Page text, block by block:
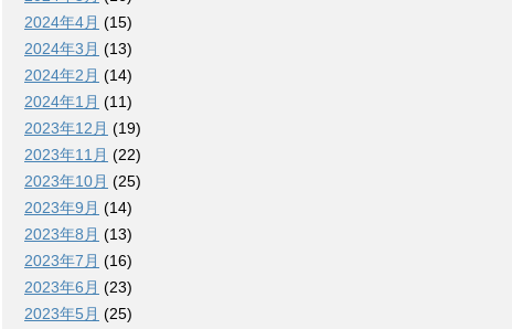
2024年4月 (15)
2024年3月 (13)
2024年2月 (14)
2024年1月 (11)
2023年12月 (19)
2023年11月 (22)
2023年10月 (25)
2023年9月 (14)
2023年8月 (13)
2023年7月 (16)
2023年6月 (23)
2023年5月 (25)